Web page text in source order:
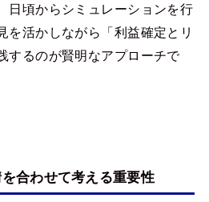
日頃からシミュレーションを行
を活かしながら「利益確定とリ
するのが賢明なアプローチで
合わせて考える重要性